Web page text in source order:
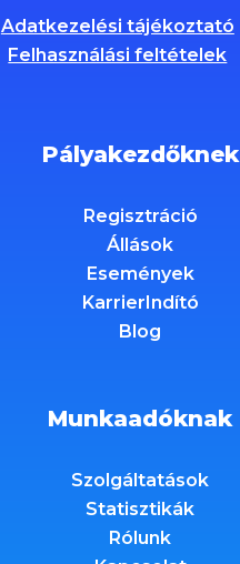
Adatkezelési tájékoztató
Felhasználási feltételek
Pályakezdőknek
Regisztráció
Állások
Események
KarrierIndító
Blog
Munkaadóknak
Szolgáltatások
Statisztikák
Rólunk